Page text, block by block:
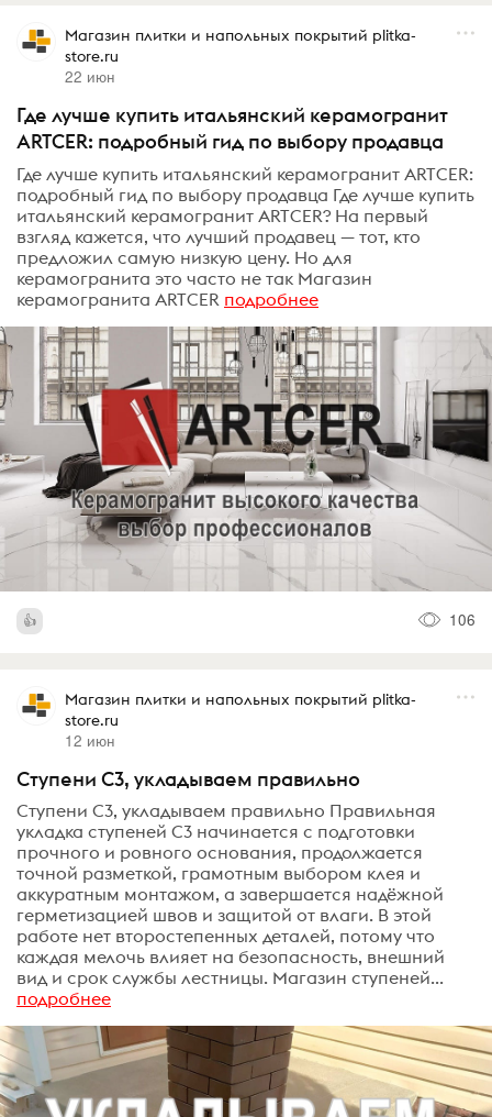
Магазин плитки и напольных покрытий plitka-
store.ru
22 июн
Где лучше купить итальянский керамогранит
ARTCER: подробный гид по выбору продавца
Где лучше купить итальянский керамогранит ARTCER:
подробный гид по выбору продавца Где лучше купить
итальянский керамогранит ARTCER? На первый
взгляд кажется, что лучший продавец — тот, кто
предложил самую низкую цену. Но для
керамогранита это часто не так Магазин
керамогранита ARTCER подробнее
106
Магазин плитки и напольных покрытий plitka-
store.ru
12 июн
Ступени С3, укладываем правильно
Ступени С3, укладываем правильно Правильная
укладка ступеней С3 начинается с подготовки
прочного и ровного основания, продолжается
точной разметкой, грамотным выбором клея и
аккуратным монтажом, а завершается надёжной
герметизацией швов и защитой от влаги. В этой
работе нет второстепенных деталей, потому что
каждая мелочь влияет на безопасность, внешний
вид и срок службы лестницы. Магазин ступеней...
подробнее